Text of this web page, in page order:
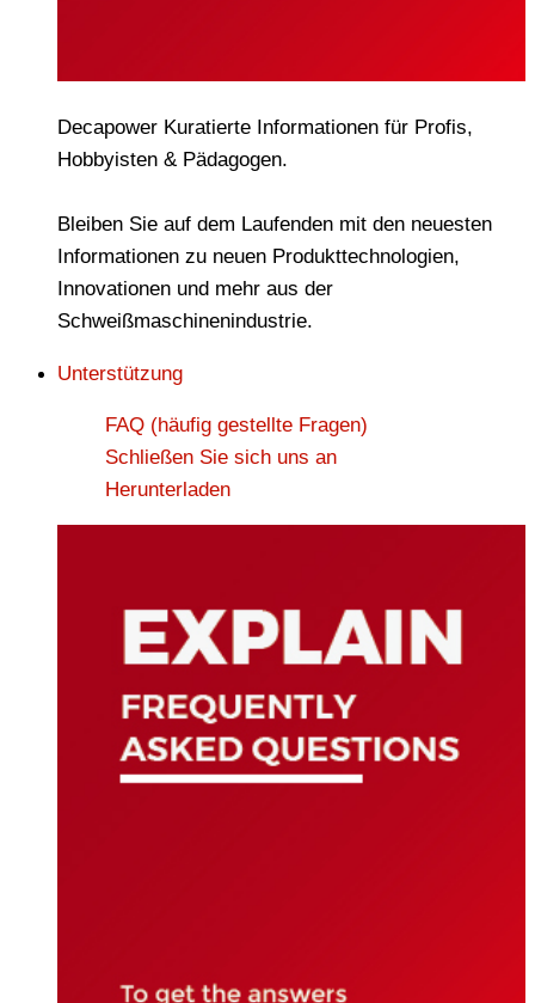
Decapower Kuratierte Informationen für Profis,
Hobbyisten & Pädagogen.
Bleiben Sie auf dem Laufenden mit den neuesten
Informationen zu neuen Produkttechnologien,
Innovationen und mehr aus der
Schweißmaschinenindustrie.
Unterstützung
FAQ (häufig gestellte Fragen)
Schließen Sie sich uns an
Herunterladen